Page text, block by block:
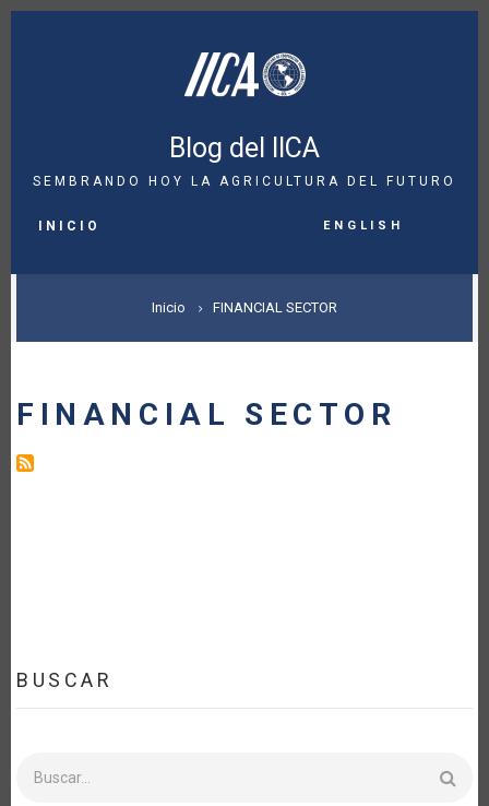
Pasar
Blog del IICA
SEMBRANDO HOY LA AGRICULTURA DEL FUTURO
NAVIGATION
INICIO English
SOBRESCRIBIR
ENLACES
AYUDA
A
Inicio FINANCIAL SECTOR
FINANCIAL SECTOR
BUSCAR